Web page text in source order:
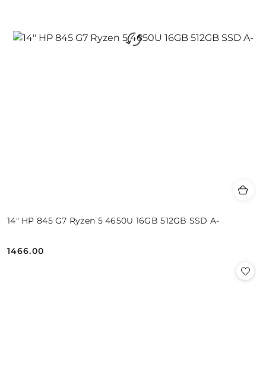
14" HP 845 G7 Ryzen 5 4650U 16GB 512GB SSD A-
Cena:
1466.00